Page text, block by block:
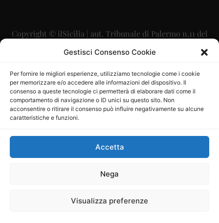
Gestisci Consenso Cookie
Per fornire le migliori esperienze, utilizziamo tecnologie come i cookie
per memorizzare e/o accedere alle informazioni del dispositivo. Il
consenso a queste tecnologie ci permetterà di elaborare dati come il
comportamento di navigazione o ID unici su questo sito. Non
acconsentire o ritirare il consenso può influire negativamente su alcune
caratteristiche e funzioni.
Accetta
Nega
Visualizza preferenze
Copyright © ilSicilia | aut. Tribunale di Palermo n.11 del
29/09/2015
Direttore Editoriale: Maurizio Scaglione
Direttore Responsabile: Maria Calabrese
P.IVA: 06334930820
Mercurio Comunicazione Società Cooperativa a r.l. è
iscritta al Registro degli Operatori di Comunicazione al
Sito gestito daLa Digitale srl–info@ladigitale.it